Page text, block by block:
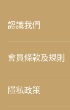
認識我們
會員條款及規則
隱私政策